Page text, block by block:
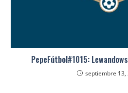
PepeFútbol#1015:
septiembre 13,